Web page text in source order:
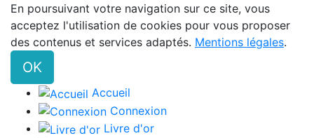
En poursuivant votre navigation sur ce site, vous
acceptez l'utilisation de cookies pour vous proposer
des contenus et services adaptés. Mentions légales.
OK
Accueil
Connexion
Livre d'or